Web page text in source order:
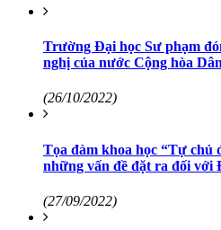
Trường Đại học Sư phạm
nghị của nước Cộng hòa
(26/10/2022)
Tọa đàm khoa học “Tự chủ
những vấn đề đặt ra đối với
(27/09/2022)